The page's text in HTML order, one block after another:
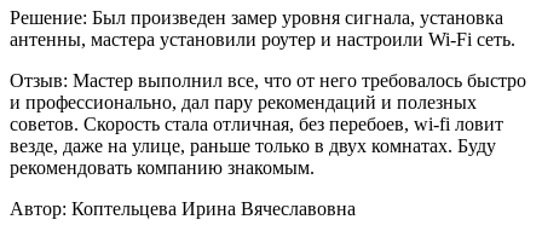
Решение: Был произведен замер уровня сигнала, установка
антенны, мастера установили роутер и настроили Wi-Fi сеть.
Отзыв: Мастер выполнил все, что от него требовалось быстро
и профессионально, дал пару рекомендаций и полезных
советов. Скорость стала отличная, без перебоев, wi-fi ловит
везде, даже на улице, раньше только в двух комнатах. Буду
рекомендовать компанию знакомым.
Автор: Коптельцева Ирина Вячеславовна